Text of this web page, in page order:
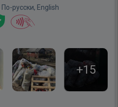
русски, English
+15